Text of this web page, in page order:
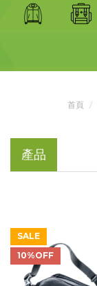
首頁
產品
SALE
10%OFF